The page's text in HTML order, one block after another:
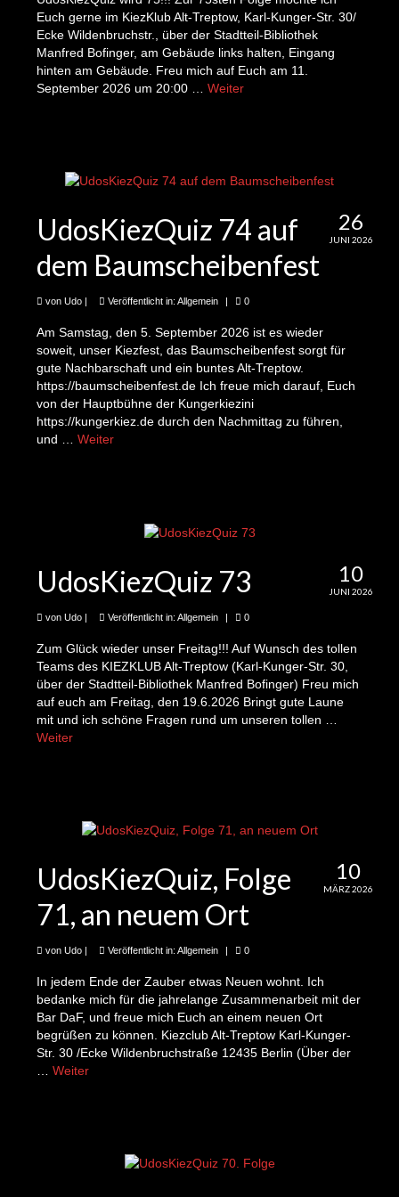
48 Stunden Neukölln: 1000 Bilder geflüchteter
Kinder
Podcasts
UdosKiezQuiz am 15.09.2023
UdosKiezQuiz wieder am 9ten Juni ab 20:00
Uhr in der Bar DaF
UdosKiezQuiz: Neu in der Bar Daf
Marabu Kiez Quiz
UdosKiezQuiz Donnerstag, den 13.10.22 Bar
Else, Kiefholzstr./Elsenstr., 20-22:30 Uhr
UdosKiezquiz 42
UdosKiezQuiz 49, live in der Bar DaF
Fahrradschmuck
Cartoons
Schauspiel
Shop
1243-5 Minuten Kieznews
3te Folge: Claire und Jan Willem und das
Projekt Schattenfänger
4te Folge: Irvandi und Projekt Questionarch
5te Folge: Katharina, der Hortgarten und die
Eichhörnchen
7te Folge: Lotte, Glotzie und ihre/seine
Baumscheibe
8te Folge: Marten und besser als neu
(und ein paar weitere Infos)
Euch gerne im KiezKlub Alt-Treptow, Karl-Kunger-Str. 30/
Ecke Wildenbruchstr., über der Stadtteil-Bibliothek
Manfred Bofinger, am Gebäude links halten, Eingang
hinten am Gebäude. Freu mich auf Euch am 11.
September 2026 um 20:00 … Weiter
26
JUNI 2026
UdosKiezQuiz 74 auf
dem Baumscheibenfest
von Udo Veröffentlicht in: Allgemein 0
Am Samstag, den 5. September 2026 ist es wieder
soweit, unser Kiezfest, das Baumscheibenfest sorgt für
gute Nachbarschaft und ein buntes Alt-Treptow.
https://baumscheibenfest.de Ich freue mich darauf, Euch
von der Hauptbühne der Kungerkiezini
https://kungerkiez.de durch den Nachmittag zu führen,
und … Weiter
10
JUNI 2026
UdosKiezQuiz 73
von Udo | Veröffentlicht in: Allgemein | 0
Zum Glück wieder unser Freitag!!! Auf Wunsch des tollen
Teams des KIEZKLUB Alt-Treptow (Karl-Kunger-Str. 30,
über der Stadtteil-Bibliothek Manfred Bofinger) Freu mich
auf euch am Freitag, den 19.6.2026 Bringt gute Laune
mit und ich schöne Fragen rund um unseren tollen …
Weiter
10
MÄRZ 2026
UdosKiezQuiz, Folge
71, an neuem Ort
von Udo | Veröffentlicht in: Allgemein | 0
In jedem Ende der Zauber etwas Neuen wohnt. Ich
bedanke mich für die jahrelange Zusammenarbeit mit der
Bar DaF, und freue mich Euch an einem neuen Ort
begrüßen zu können. Kiezclub Alt-Treptow Karl-Kunger-
Str. 30 /Ecke Wildenbruchstraße 12435 Berlin (Über der
Weiter